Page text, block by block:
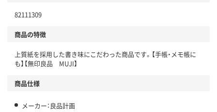
82111309
商品の特徴
上質紙を採用した書き味にこだわった商品です。【手帳・メモ帳に
も】【無印良品 MUJI】
商品仕様
メーカー：良品計画